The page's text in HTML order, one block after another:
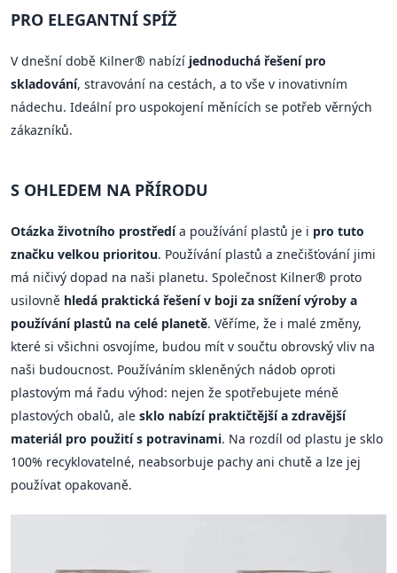
PRO ELEGANTNÍ SPÍŽ
V dnešní době Kilner® nabízí jednoduchá řešení pro
skladování, stravování na cestách, a to vše v inovativním
nádechu. Ideální pro uspokojení měnících se potřeb věrných
zákazníků.
S OHLEDEM NA PŘÍRODU
Otázka životního prostředía používání plastů je i pro tuto
značku velkou prioritou. Používání plastů a znečišťování jimi
má ničivý dopad na naši planetu. Společnost Kilner® proto
usilovně hledá praktická řešení v boji za snížení výroby a
používání plastů na celé planetě. Věříme, že i malé změny,
které si všichni osvojíme, budou mít v součtu obrovský vliv na
naši budoucnost. Používáním skleněných nádob oproti
plastovým má řadu výhod: nejen že spotřebujete méně
plastových obalů, ale sklo nabízí praktičtější a zdravější
materiál pro použití s potravinami. Na rozdíl od plastu je sklo
100% recyklovatelné, neabsorbuje pachy ani chutě a lze jej
používat opakovaně.